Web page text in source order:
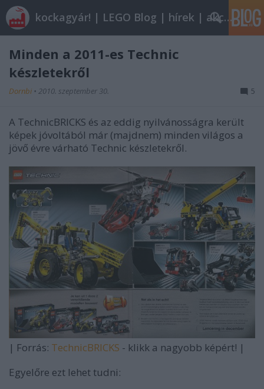
kockagyár! | LEGO Blog | hírek | akciók |
Minden a 2011-es Technic
készletekről
Dornbi • 2010. szeptember 30. 5
A TechnicBRICKS és az eddig nyilvánosságra került
képek jóvoltából már (majdnem) minden világos a
jövő évre várható Technic készletekről.
| Forrás: TechnicBRICKS - klikk a nagyobb képért! |
Egyelőre ezt lehet tudni: